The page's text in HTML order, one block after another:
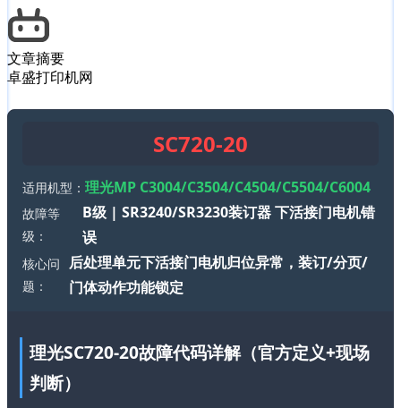
文章摘要
卓盛打印机网
SC720-20
适用机型： 理光MP C3004/C3504/C4504/C5504/C6004
故障等
级：
B级 | SR3240/SR3230装订器 下活接门电机错
误
核心问
题：
后处理单元下活接门电机归位异常，装订/分页/
门体动作功能锁定
理光SC720-20故障代码详解（官方定义+现场
判断）